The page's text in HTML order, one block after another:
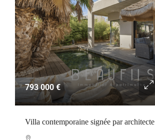
793 000 €
Villa contemporaine signée par architecte